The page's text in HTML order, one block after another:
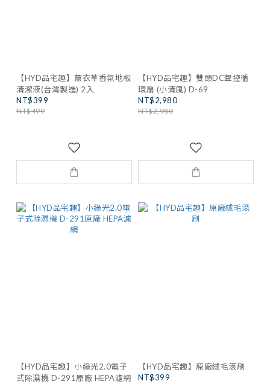
【HYD品宅趣】薰衣草香氛地板
清潔液(台灣製造) 2入
NT$399
NT$499
【HYD品宅趣】雙頭DC聲控循
環扇 (小清風) D-69
NT$2,980
NT$2,980
【HYD品宅趣】小綠光2.0電子
式除濕機 D-291原廠 HEPA濾網
【HYD品宅趣】原廠絨毛滾刷
NT$399